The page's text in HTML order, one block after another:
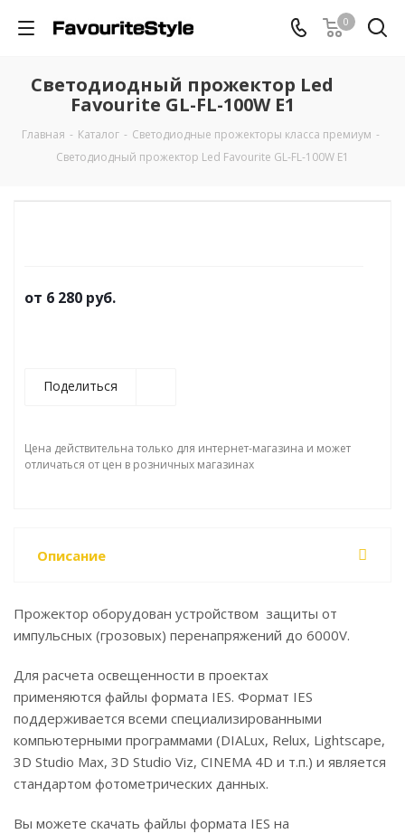
0
Светодиодный прожектор Led
Favourite GL-FL-100W E1
Главная - Каталог - Светодиодные прожекторы класса премиум -
Светодиодный прожектор Led Favourite GL-FL-100W E1
от 6 280 руб.
Поделиться
Цена действительна только для интернет-магазина и может
отличаться от цен в розничных магазинах
Описание
Прожектор оборудован устройством защиты от
импульсных (грозовых) перенапряжений до 6000V.
Для расчета освещенности в проектах
применяются файлы формата IES. Формат IES
поддерживается всеми специализированными
компьютерными программами (DIALux, Relux, Lightscape,
3D Studio Max, 3D Studio Viz, CINEMA 4D и т.п.) и является
стандартом фотометрических данных.
Вы можете скачать файлы формата IES на